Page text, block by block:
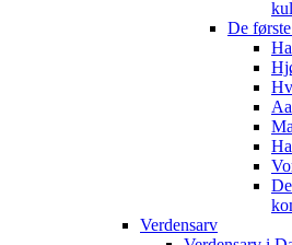
De
Verdensarv